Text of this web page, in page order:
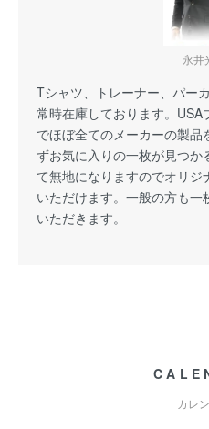
永井
Tシャツ、トレーナー、パー
常時在庫しております。USA
でほぼ全てのメーカーの製
ずお気に入りの一枚が見つ
て無地になりますのでオリ
いただけます。一般の方も
いただきます。
カレ